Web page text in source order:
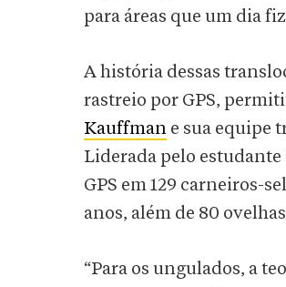
para áreas que um dia
A história dessas
rastreio por GPS,
Kauffman e sua equipe
Liderada pelo
GPS em 129 carneiros-
anos, além de 80
“Para os ungulados, a